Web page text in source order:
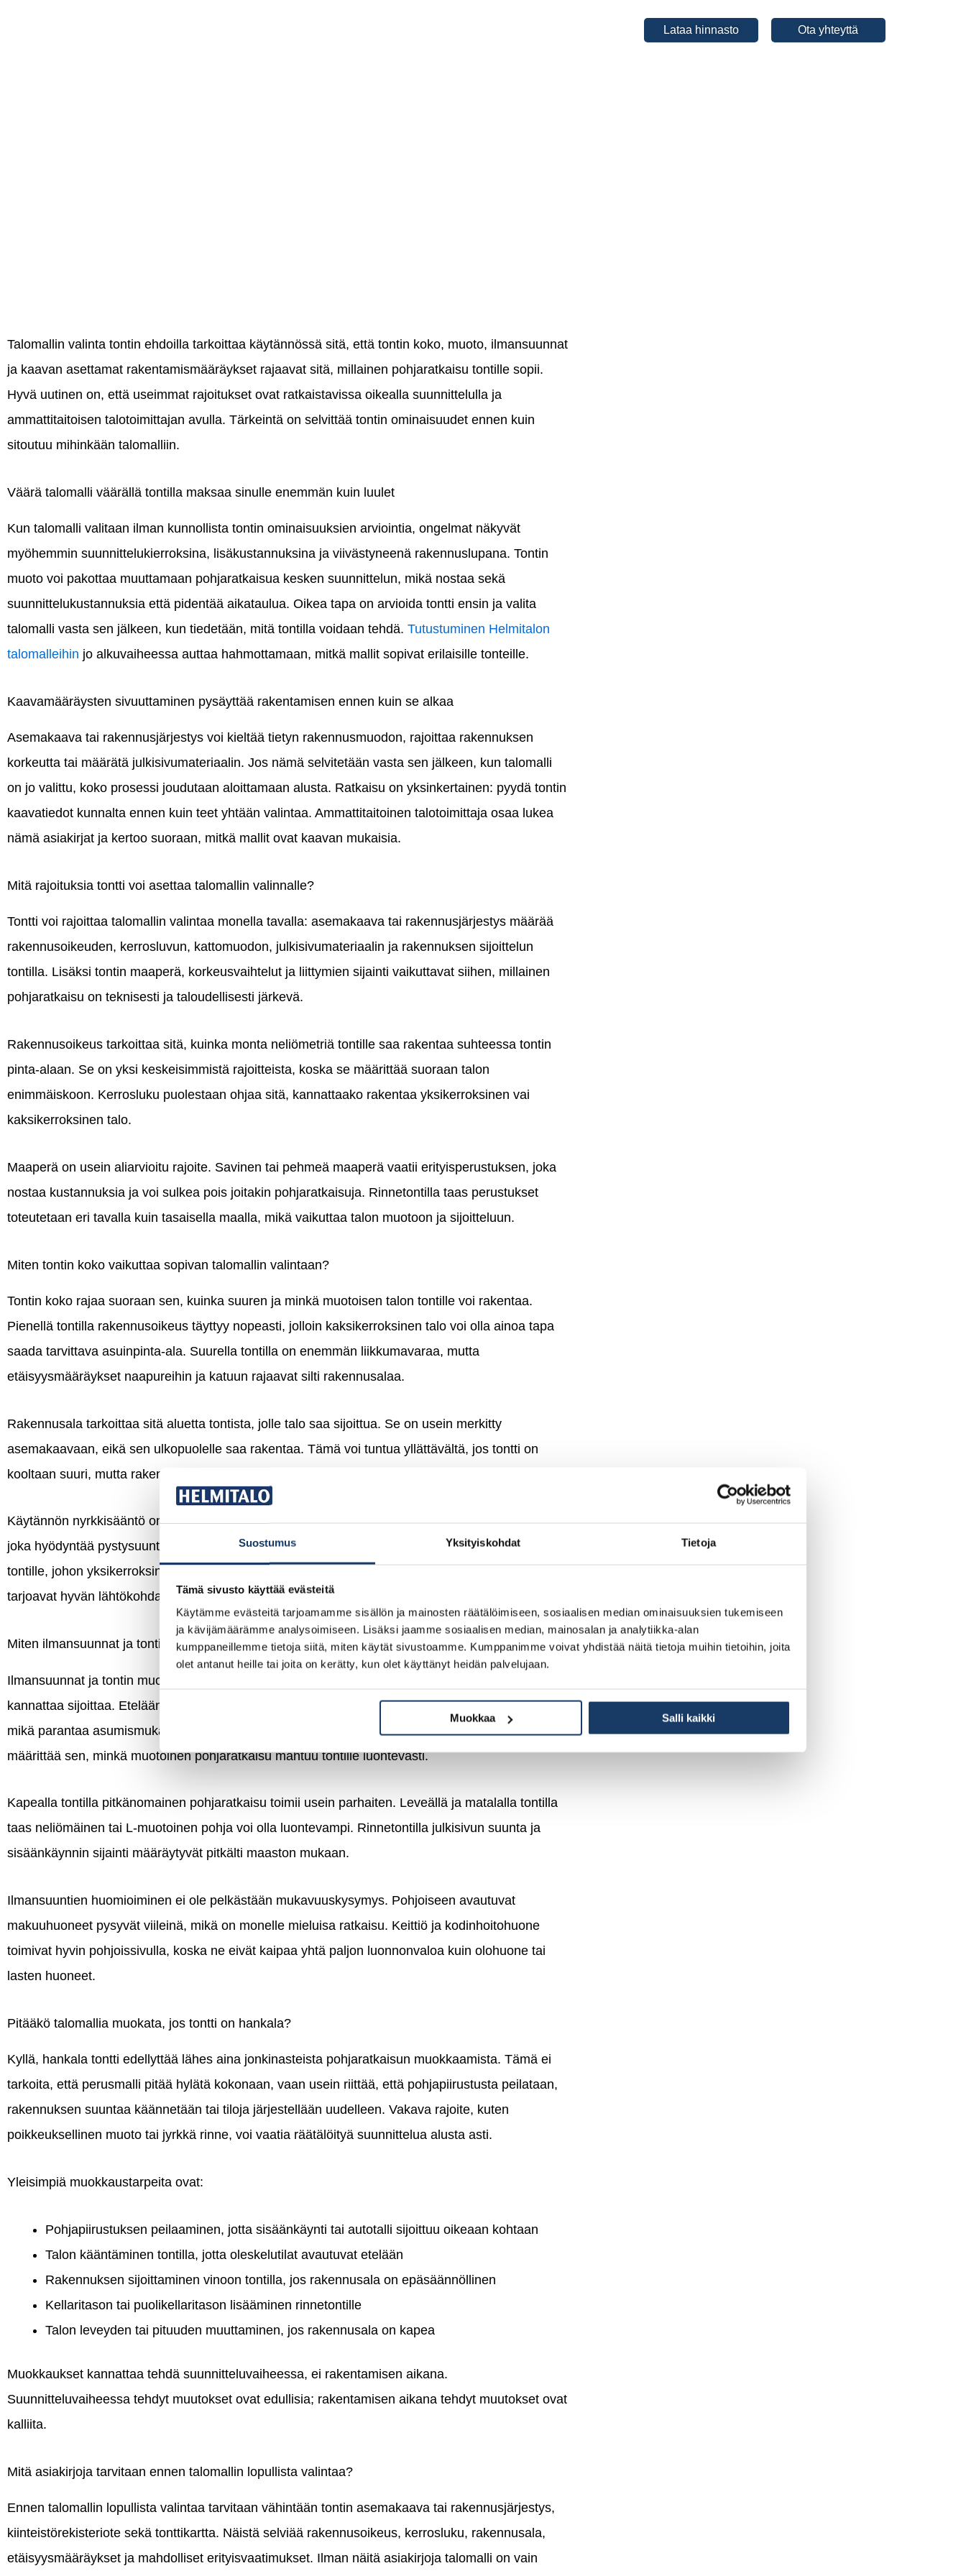
Suostumus Yksityiskohdat Tietoja
Tämä sivusto käyttää evästeitä
Käytämme evästeitä tarjoamamme sisällön ja mainosten räätälöimiseen, sosiaalisen median ominaisuuksien tukemiseen
ja kävijämäärämme analysoimiseen. Lisäksi jaamme sosiaalisen median, mainosalan ja analytiikka-alan
kumppaneillemme tietoja siitä, miten käytät sivustoamme. Kumppanimme voivat yhdistää näitä tietoja muihin tietoihin, joita
olet antanut heille tai joita on kerätty, kun olet käyttänyt heidän palvelujaan.
Muokkaa Salli kaikki
Lataa hinnasto Ota yhteyttä
Talomallin valinta tontin ehdoilla tarkoittaa käytännössä sitä, että tontin koko, muoto, ilmansuunnat
ja kaavan asettamat rakentamismääräykset rajaavat sitä, millainen pohjaratkaisu tontille sopii.
Hyvä uutinen on, että useimmat rajoitukset ovat ratkaistavissa oikealla suunnittelulla ja
ammattitaitoisen talotoimittajan avulla. Tärkeintä on selvittää tontin ominaisuudet ennen kuin
sitoutuu mihinkään talomalliin.
Väärä talomalli väärällä tontilla maksaa sinulle enemmän kuin luulet
Kun talomalli valitaan ilman kunnollista tontin ominaisuuksien arviointia, ongelmat näkyvät
myöhemmin suunnittelukierroksina, lisäkustannuksina ja viivästyneenä rakennuslupana. Tontin
muoto voi pakottaa muuttamaan pohjaratkaisua kesken suunnittelun, mikä nostaa sekä
suunnittelukustannuksia että pidentää aikataulua. Oikea tapa on arvioida tontti ensin ja valita
talomalli vasta sen jälkeen, kun tiedetään, mitä tontilla voidaan tehdä. Tutustuminen Helmitalon
talomalleihin jo alkuvaiheessa auttaa hahmottamaan, mitkä mallit sopivat erilaisille tonteille.
Kaavamääräysten sivuuttaminen pysäyttää rakentamisen ennen kuin se alkaa
Asemakaava tai rakennusjärjestys voi kieltää tietyn rakennusmuodon, rajoittaa rakennuksen
korkeutta tai määrätä julkisivumateriaalin. Jos nämä selvitetään vasta sen jälkeen, kun talomalli
on jo valittu, koko prosessi joudutaan aloittamaan alusta. Ratkaisu on yksinkertainen: pyydä tontin
kaavatiedot kunnalta ennen kuin teet yhtään valintaa. Ammattitaitoinen talotoimittaja osaa lukea
nämä asiakirjat ja kertoo suoraan, mitkä mallit ovat kaavan mukaisia.
Mitä rajoituksia tontti voi asettaa talomallin valinnalle?
Tontti voi rajoittaa talomallin valintaa monella tavalla: asemakaava tai rakennusjärjestys määrää
rakennusoikeuden, kerrosluvun, kattomuodon, julkisivumateriaalin ja rakennuksen sijoittelun
tontilla. Lisäksi tontin maaperä, korkeusvaihtelut ja liittymien sijainti vaikuttavat siihen, millainen
pohjaratkaisu on teknisesti ja taloudellisesti järkevä.
Rakennusoikeus tarkoittaa sitä, kuinka monta neliömetriä tontille saa rakentaa suhteessa tontin
pinta-alaan. Se on yksi keskeisimmistä rajoitteista, koska se määrittää suoraan talon
enimmäiskoon. Kerrosluku puolestaan ohjaa sitä, kannattaako rakentaa yksikerroksinen vai
kaksikerroksinen talo.
Maaperä on usein aliarvioitu rajoite. Savinen tai pehmeä maaperä vaatii erityisperustuksen, joka
nostaa kustannuksia ja voi sulkea pois joitakin pohjaratkaisuja. Rinnetontilla taas perustukset
toteutetaan eri tavalla kuin tasaisella maalla, mikä vaikuttaa talon muotoon ja sijoitteluun.
Miten tontin koko vaikuttaa sopivan talomallin valintaan?
Tontin koko rajaa suoraan sen, kuinka suuren ja minkä muotoisen talon tontille voi rakentaa.
Pienellä tontilla rakennusoikeus täyttyy nopeasti, jolloin kaksikerroksinen talo voi olla ainoa tapa
saada tarvittava asuinpinta-ala. Suurella tontilla on enemmän liikkumavaraa, mutta
etäisyysmääräykset naapureihin ja katuun rajaavat silti rakennusalaa.
Rakennusala tarkoittaa sitä aluetta tontista, jolle talo saa sijoittua. Se on usein merkitty
asemakaavaan, eikä sen ulkopuolelle saa rakentaa. Tämä voi tuntua yllättävältä, jos tontti on
kooltaan suuri, mutta rakennusala on pieni tai epäedullisessa kohdassa.
Käytännön nyrkkisääntö on, että mitä pienempi tontti, sitä tärkeämpää on valita pohjaratkaisu,
joka hyödyntää pystysuuntaa. Kaksikerroksinen tai puolitoistakerroksinen talo mahtuu usein
tontille, johon yksikerroksinen versio samalla asuinpinta-alalla ei mahtuisi.
tarjoavat hyvän lähtökohdan eri vaihtoehtojen vertailuun.
Miten ilmansuunnat ja tontin muoto ohjaavat pohjaratkaisun valintaa?
Ilmansuunnat ja tontin muoto vaikuttavat siihen, mihin suuntaan talon pääikkunat ja oleskelutilat
kannattaa sijoittaa. Etelään avautuva olohuone ja terassi hyödyntävät luonnonvaloa parhaiten,
mikä parantaa asumismukavuutta ja vähentää lämmityskustannuksia. Tontin muoto puolestaan
määrittää sen, minkä muotoinen pohjaratkaisu mahtuu tontille luontevasti.
Kapealla tontilla pitkänomainen pohjaratkaisu toimii usein parhaiten. Leveällä ja matalalla tontilla
taas neliömäinen tai L-muotoinen pohja voi olla luontevampi. Rinnetontilla julkisivun suunta ja
sisäänkäynnin sijainti määräytyvät pitkälti maaston mukaan.
Ilmansuuntien huomioiminen ei ole pelkästään mukavuuskysymys. Pohjoiseen avautuvat
makuuhuoneet pysyvät viileinä, mikä on monelle mieluisa ratkaisu. Keittiö ja kodinhoitohuone
toimivat hyvin pohjoissivulla, koska ne eivät kaipaa yhtä paljon luonnonvaloa kuin olohuone tai
lasten huoneet.
Pitääkö talomallia muokata, jos tontti on hankala?
Kyllä, hankala tontti edellyttää lähes aina jonkinasteista pohjaratkaisun muokkaamista. Tämä ei
tarkoita, että perusmalli pitää hylätä kokonaan, vaan usein riittää, että pohjapiirustusta peilataan,
rakennuksen suuntaa käännetään tai tiloja järjestellään uudelleen. Vakava rajoite, kuten
poikkeuksellinen muoto tai jyrkkä rinne, voi vaatia räätälöityä suunnittelua alusta asti.
Yleisimpiä muokkaustarpeita ovat:
Pohjapiirustuksen peilaaminen, jotta sisäänkäynti tai autotalli sijoittuu oikeaan kohtaan
Talon kääntäminen tontilla, jotta oleskelutilat avautuvat etelään
Rakennuksen sijoittaminen vinoon tontilla, jos rakennusala on epäsäännöllinen
Kellaritason tai puolikellaritason lisääminen rinnetontille
Talon leveyden tai pituuden muuttaminen, jos rakennusala on kapea
Muokkaukset kannattaa tehdä suunnitteluvaiheessa, ei rakentamisen aikana.
Suunnitteluvaiheessa tehdyt muutokset ovat edullisia; rakentamisen aikana tehdyt muutokset ovat
kalliita.
Mitä asiakirjoja tarvitaan ennen talomallin lopullista valintaa?
Ennen talomallin lopullista valintaa tarvitaan vähintään tontin asemakaava tai rakennusjärjestys,
kiinteistörekisteriote sekä tonttikartta. Näistä selviää rakennusoikeus, kerrosluku, rakennusala,
etäisyysmääräykset ja mahdolliset erityisvaatimukset. Ilman näitä asiakirjoja talomalli on vain